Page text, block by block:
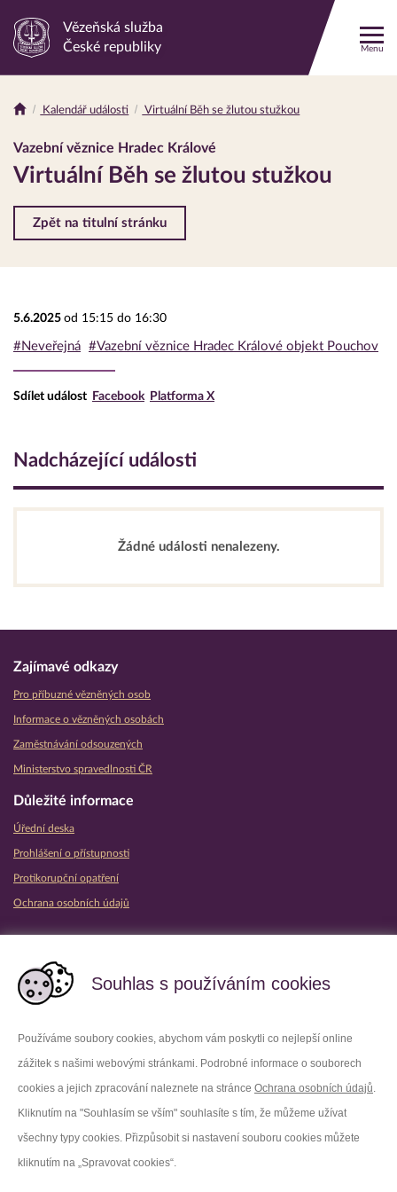
Souhlas s používáním cookies
Používáme soubory cookies, abychom vám poskytli co nejlepší online
zážitek s našimi webovými stránkami. Podrobné informace o souborech
cookies a jejich zpracování naleznete na stránce Ochrana osobních údajů.
Kliknutím na "Souhlasím se vším" souhlasíte s tím, že můžeme užívat
všechny typy cookies. Přizpůsobit si nastavení souboru cookies můžete
kliknutím na „Spravovat cookies“.
Odkaz
stránku
Vězeňská služba
České republiky
Menu
Drobečková
navigace
Kalendář události Virtuální Běh se žlutou stužkou
Vazební věznice Hradec Králové
Virtuální Běh se žlutou stužkou
Zpět na titulní stránku
5.6.2025 od 15:15 do 16:30
#Neveřejná #Vazební věznice Hradec Králové objekt Pouchov
Sdílet událost Facebook Platforma X
Nadcházející události
Žádné události nenalezeny.
Zajímavé odkazy
Pro příbuzné vězněných osob
Informace o vězněných osobách
Zaměstnávání odsouzených
Ministerstvo spravedlnosti ČR
Důležité informace
Úřední deska
Prohlášení o přístupnosti
Protikorupční opatření
Ochrana osobních údajů
Facebook Youtube
LinkedIn